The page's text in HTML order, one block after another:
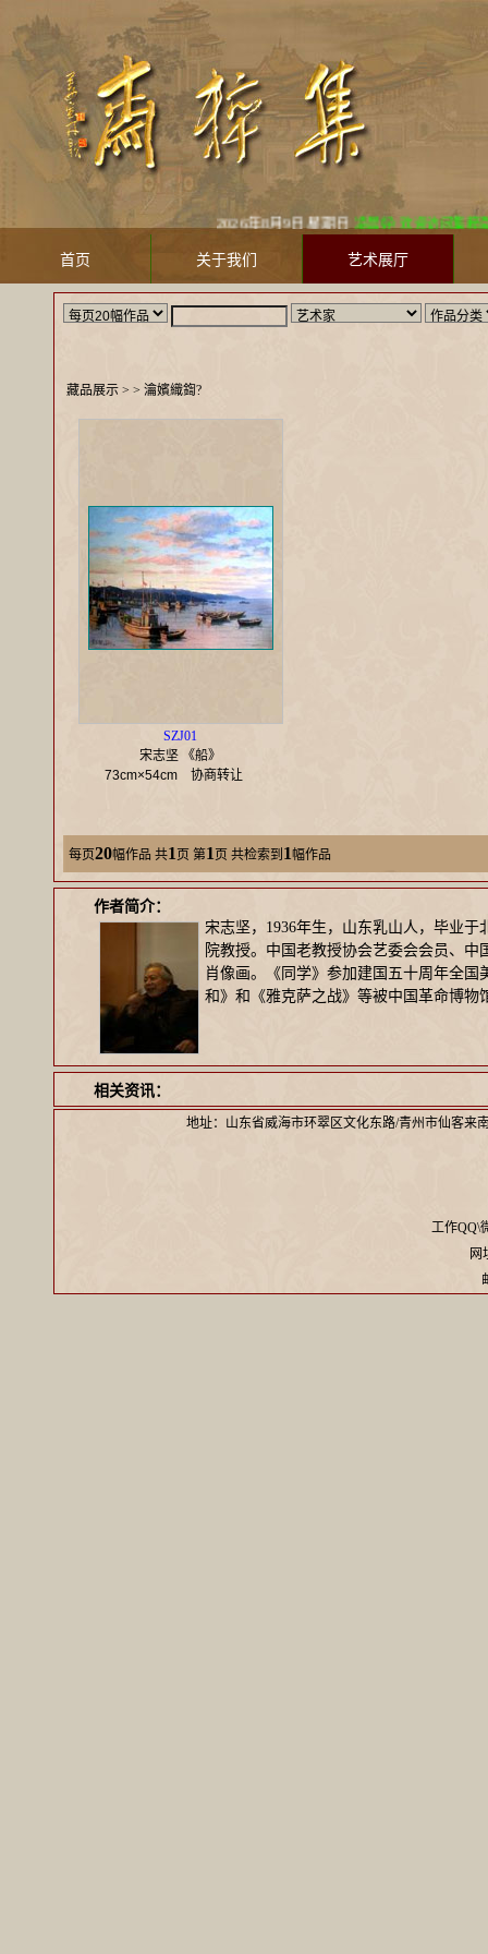
2026年8月9日 星期日 凌晨好! 欢迎访问集粹斋
首页 关于我们 艺术展厅
藏品展示 > > 瀹嬪織鍧?
SZJ01
宋志坚 《船》
73cm×54cm 协商转让
每页20幅作品 共1 页 第1 页 共检索到 1幅作品
作者简介：
宋志坚，1936年生，山东乳山人，毕业
院教授。中国老教授协会艺委会会员、
肖像画。《同学》参加建国五十周年全
和》和《雅克萨之战》等被中国革命博
相关资讯：
地址：山东省威海市环翠区文化东路/青州市仙客来
工作QQ\
网